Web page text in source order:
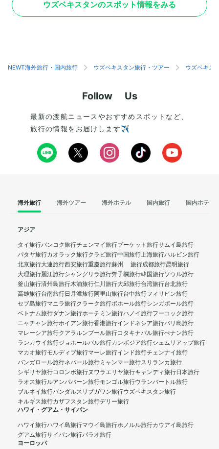
れ、世界中の観光客を魅了するスポットとなって
います。広場には、3つのマドラサ（イスラム
す。昼間は青空に映えるタイルの美しさを楽し
世紀以降、信仰の対
の時代に現在の壮麗
右に立ち並ぶ霊廟の
ウズベキスタンのスポット情報をみる
NEWT海外旅行・国内旅行 ウズベキスタン旅行・ツアー ウズベキス
Follow Us
最新の渡航ニュースやおすすめスポットなど、
旅行の情報をお届けします✈️
海外旅行 海外ツアー 海外ホテル 国内旅行 国内ホテル
アジア
タイ旅行バンコク旅行チェンマイ旅行プーケット旅行サムイ島旅行
パタヤ旅行カオラック旅行クラビ旅行中国旅行上海旅行ハルビン旅行
北京旅行大連旅行西安旅行重慶旅行蘇州 旅行成都旅行昆明旅行
大理旅行麗江旅行シャングリラ旅行奔子欄旅行韓国旅行ソウル旅行
釜山旅行済州島旅行木浦旅行仁川旅行大邱旅行台湾旅行台北旅行
高雄旅行台南旅行日月潭旅行阿里山旅行台中旅行フィリピン旅行
セブ島旅行マニラ旅行クラーク旅行ボホール旅行シンガポール旅行
ベトナム旅行ダナン旅行ホーチミン旅行ハノイ旅行フーコック旅行
ニャチャン旅行ホイアン旅行香港旅行インドネシア旅行バリ島旅行
マレーシア旅行クアラルンプール旅行コタキナバル旅行ぺナン旅行
ランカウイ旅行ジョホールバル旅行カンボジア旅行シェムリアップ旅行
マカオ旅行モルディブ旅行マーレ旅行インド旅行チェンナイ旅行
バンガロール旅行ネパール旅行 ミャンマー旅行スリランカ旅行
シギリヤ旅行コロンボ旅行ヌワラエリヤ旅行キャンディ旅行日本旅行
ラオス旅行ルアンパバーン旅行モンゴル旅行ウランバートル旅行
ブルネイ旅行バンダルスリブガワン旅行ウズベキスタン旅行
キルギス旅行カザフスタン旅行デリー旅行
ハワイ・グアム・サイパン
ハワイ旅行ハワイ島旅行マウイ島旅行ホノルル旅行カウアイ島旅行
グアム旅行サイパン旅行パラオ旅行
ヨーロッパ